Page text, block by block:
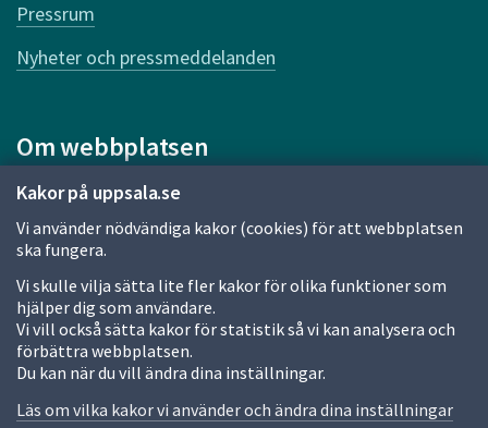
Kakor på uppsala.se
Vi använder nödvändiga kakor (cookies) för att webbplatsen
ska fungera.
Vi skulle vilja sätta lite fler kakor för olika funktioner som
hjälper dig som användare.
Vi vill också sätta kakor för statistik så vi kan analysera och
förbättra webbplatsen.
Du kan när du vill ändra dina inställningar.
Läs om vilka kakor vi använder och ändra dina inställningar
e
n
n
i
d
a
Pressrum
Nyheter och pressmeddelanden
Om webbplatsen
Om webbplatsen
Allmänna handlingar och diarium
Behandling av personuppgifter
Kakor
Språk (other languages)
Tillgänglighetsredogörelse